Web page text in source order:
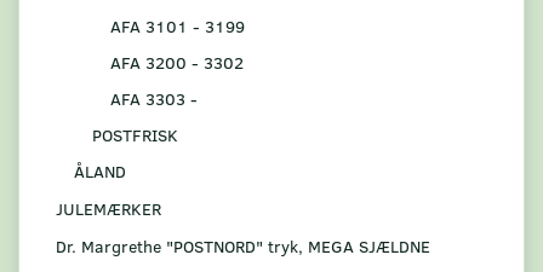
AFA 3101 - 3199
AFA 3200 - 3302
AFA 3303 -
POSTFRISK
ÅLAND
JULEMÆRKER
Dr. Margrethe "POSTNORD" tryk, MEGA SJÆLDNE